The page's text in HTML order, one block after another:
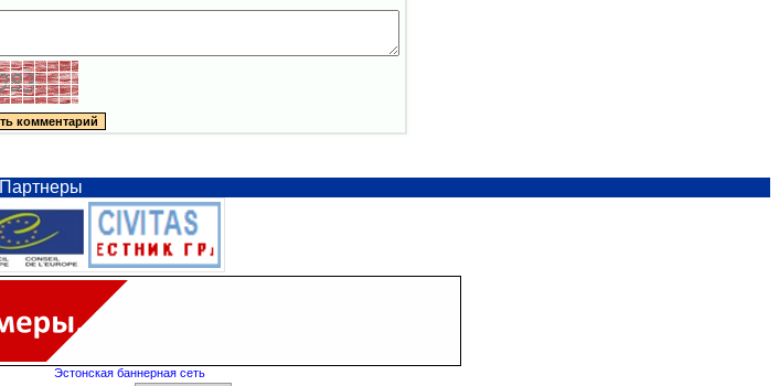
Партнеры
Эстонская баннерная сеть